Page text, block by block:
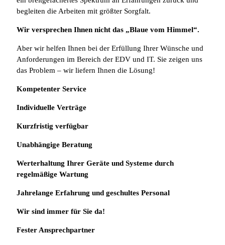
begleiten die Arbeiten mit größter Sorgfalt.
Wir versprechen Ihnen nicht das „Blaue vom Himmel“.
Aber wir helfen Ihnen bei der Erfüllung Ihrer Wünsche und
Anforderungen im Bereich der EDV und IT. Sie zeigen uns
das Problem – wir liefern Ihnen die Lösung!
Kompetenter Service
Individuelle Verträge
Kurzfristig verfügbar
Unabhängige Beratung
Werterhaltung Ihrer Geräte und Systeme durch
regelmäßige Wartung
Jahrelange Erfahrung und geschultes Personal
Wir sind immer für Sie da!
Fester Ansprechpartner